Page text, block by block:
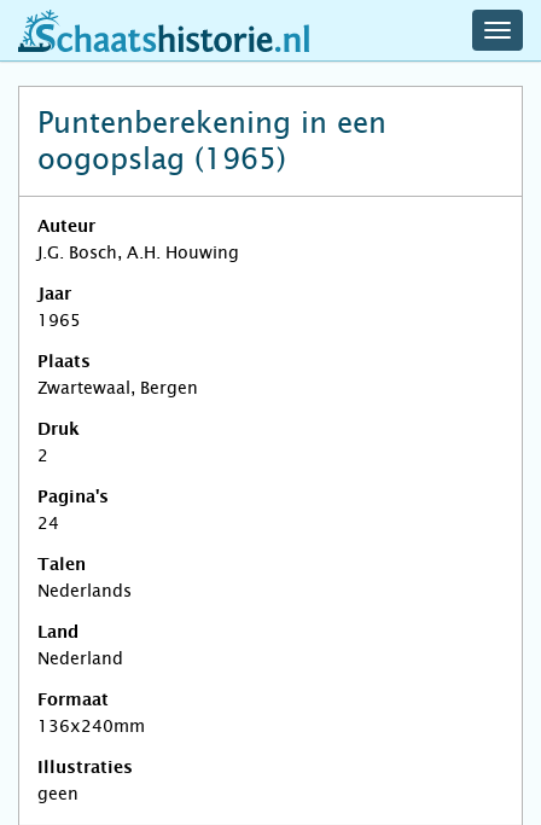
schaatshistorie.nl
Puntenberekening in een
oogopslag (1965)
Auteur
J.G. Bosch, A.H. Houwing
Jaar
1965
Plaats
Zwartewaal, Bergen
Druk
2
Pagina's
24
Talen
Nederlands
Land
Nederland
Formaat
136x240mm
Illustraties
geen